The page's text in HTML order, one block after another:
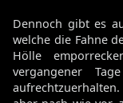
Dennoch gibt es
welche die Fahne
Hölle
vergangener